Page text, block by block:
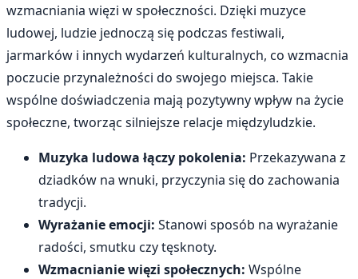
wzmacniania więzi w społeczności. Dzięki muzyce
ludowej, ludzie jednoczą się podczas festiwali,
jarmarków i innych wydarzeń kulturalnych, co wzmacnia
poczucie przynależności do swojego miejsca. Takie
wspólne doświadczenia mają pozytywny wpływ na życie
społeczne, tworząc silniejsze relacje międzyludzkie.
Muzyka ludowa łączy pokolenia: Przekazywana z
dziadków na wnuki, przyczynia się do zachowania
tradycji.
Wyrażanie emocji: Stanowi sposób na wyrażanie
radości, smutku czy tęsknoty.
Wzmacnianie więzi społecznych: Wspólne